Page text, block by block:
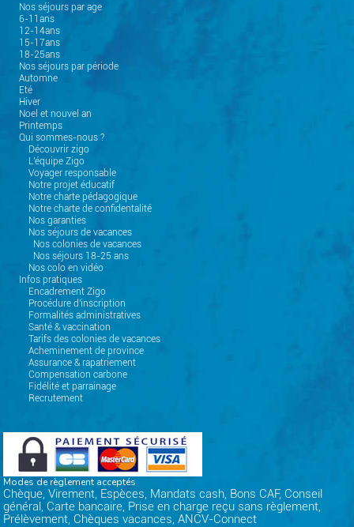
Nos séjours par age
6-11ans
12-14ans
15-17ans
18-25ans
Nos séjours par période
Automne
Eté
Hiver
Noel et nouvel an
Printemps
Qui sommes-nous ?
Découvrir zigo
L'équipe Zigo
Voyager responsable
Notre projet éducatif
Notre charte pédagogique
Notre charte de confidentalité
Nos garanties
Nos séjours de vacances
Nos colonies de vacances
Nos séjours 18-25 ans
Nos colo en vidéo
Infos pratiques
Encadrement Zigo
Procédure d'inscription
Formalités administratives
Santé & vaccination
Tarifs des colonies de vacances
Acheminement de province
Assurance & rapatriement
Compensation carbone
Fidélité et parrainage
Recrutement
Modes de règlement acceptés
Chèque, Virement, Espèces, Mandats cash, Bons CAF, Conseil
général, Carte bancaire, Prise en charge reçu sans règlement,
Prélèvement, Chèques vacances, ANCV-Connect